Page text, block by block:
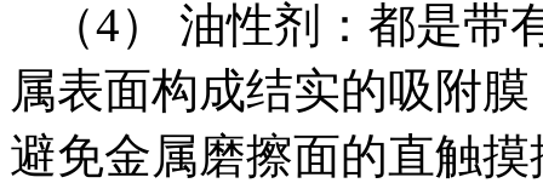
（4） 油性剂：都是
属表面构成结实的吸附
避免金属磨擦面的直触摸